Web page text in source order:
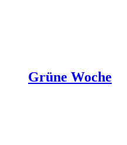
Grüne Woche